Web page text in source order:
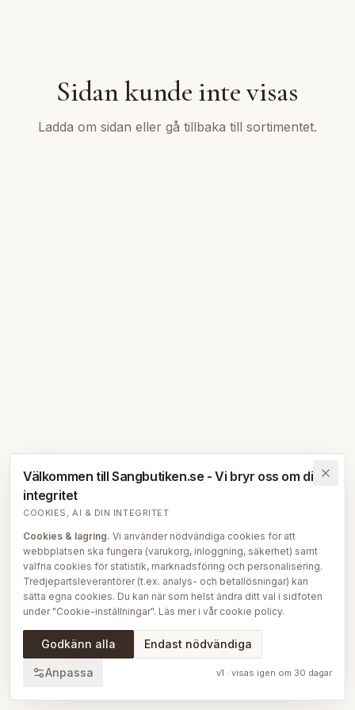
Sidan kunde inte visas
Ladda om sidan eller gå tillbaka till sortimentet.
Välkommen till Sangbutiken.se - Vi bryr oss om din
integritet
COOKIES, AI & DIN INTEGRITET
Cookies & lagring. Vi använder nödvändiga cookies för att
webbplatsen ska fungera (varukorg, inloggning, säkerhet) samt
valfria cookies för statistik, marknadsföring och personalisering.
Tredjepartsleverantörer (t.ex. analys- och betallösningar) kan
sätta egna cookies. Du kan när som helst ändra ditt val i sidfoten
under "Cookie-inställningar". Läs mer i vår cookie policy.
AI på Sängbutiken.För att ge dig en bättre upplevelse använder
vi delvis AI-teknik — bl.a. för smartare sök- och
att skapa, översätta och redigera delar av vårt redaktionella
Godkänn alla Endast nödvändiga
Anpassa v1 · visas igen om 30 dagar